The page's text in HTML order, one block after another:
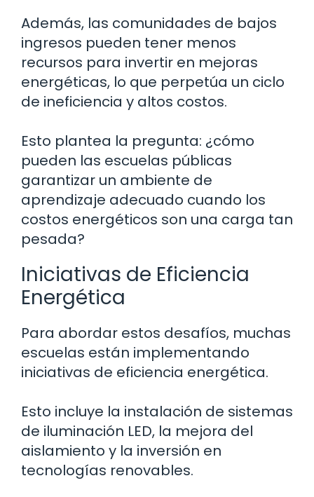
Además, las comunidades de bajos
ingresos pueden tener menos
recursos para invertir en mejoras
energéticas, lo que perpetúa un ciclo
de ineficiencia y altos costos.
Esto plantea la pregunta: ¿cómo
pueden las escuelas públicas
garantizar un ambiente de
aprendizaje adecuado cuando los
costos energéticos son una carga tan
pesada?
Iniciativas de Eficiencia
Energética
Para abordar estos desafíos, muchas
escuelas están implementando
iniciativas de eficiencia energética.
Esto incluye la instalación de sistemas
de iluminación LED, la mejora del
aislamiento y la inversión en
tecnologías renovables.